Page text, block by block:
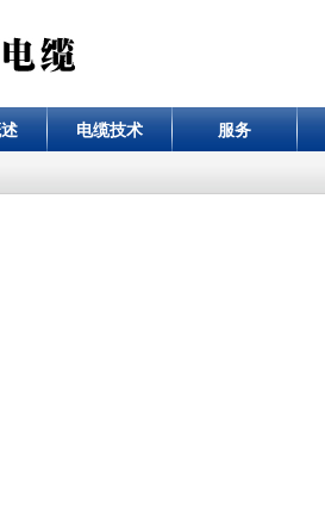
电缆技术 服务